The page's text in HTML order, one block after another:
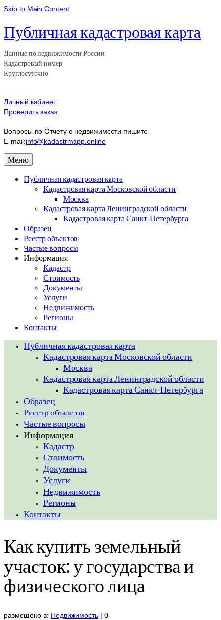
Skip to Main Content
Публичная кадастровая карта
Данные по недвижимости России
Кадастровый номер
Круглосуточно
Личный кабинет
Проверить заказ
Вопросы по Отчету о недвижимости пишите
E-mail:info@kadastrmapp.online
Меню
Публичная кадастровая карта
Кадастровая карта Московской области
Москва
Кадастровая карта Ленинградской области
Кадастровая карта Санкт-Петербурга
Образец
Реестр объектов
Частые вопросы
Информация
Кадастр
Стоимость
Документы
Услуги
Недвижимость
Регионы
Контакты
Публичная кадастровая карта
Кадастровая карта Московской области
Москва
Кадастровая карта Ленинградской области
Кадастровая карта Санкт-Петербурга
Образец
Реестр объектов
Частые вопросы
Информация
Кадастр
Стоимость
Документы
Услуги
Недвижимость
Регионы
Контакты
Как купить земельный
участок: у государства и
физического лица
размещено в: Недвижимость | 0